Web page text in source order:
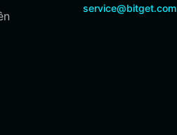
service@bitget.com